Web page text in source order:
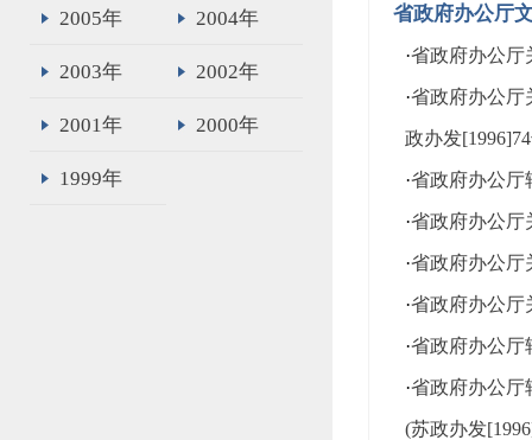
2005年 2004年
2003年 2002年
2001年 2000年
1999年
省政府办公厅
·省政府办公厅
·省政府办公厅
政办发
·省政府办公厅
·省政府办公厅
·省政府办公厅
·省政府办公厅
·省政府办公厅
·省政府办公厅
(苏政办发